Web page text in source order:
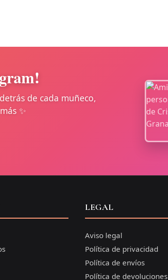
de cada muñeco,
✨
LEGAL
Aviso legal
Política de privacidad
Política de envíos
Política de devoluciones